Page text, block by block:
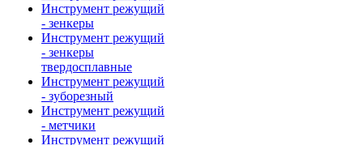
Инструмент режущий
- зенкеры
Инструмент режущий
- зенкеры
твердосплавные
Инструмент режущий
- зуборезный
Инструмент режущий
- метчики
Инструмент режущий